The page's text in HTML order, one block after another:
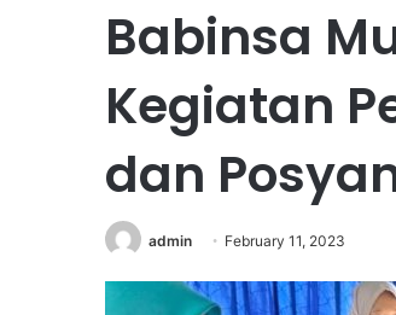
Babinsa
Kegiatan
dan
admin February 11, 2023